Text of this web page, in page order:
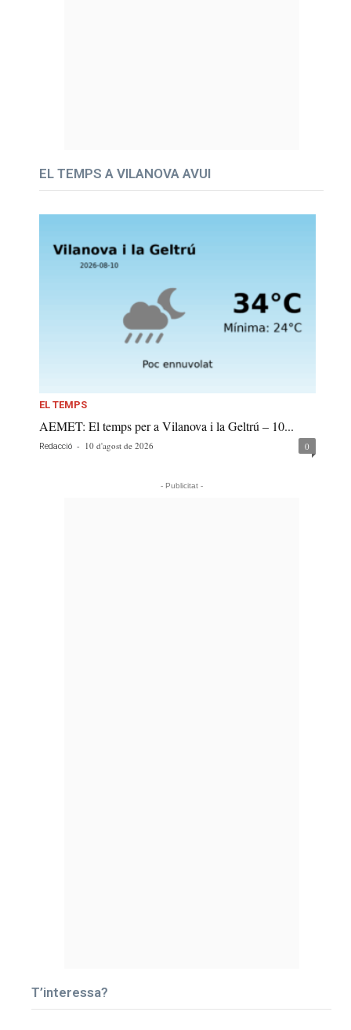
EL TEMPS A VILANOVA AVUI
EL TEMPS
AEMET: El temps per a Vilanova i la Geltrú – 10...
Redacció - 10 d'agost de 2026 0
- Publicitat -
T’interessa?